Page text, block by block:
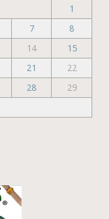
1
7
8
14
15
21
22
28
29